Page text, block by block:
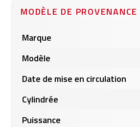
MODÈLE DE PROVENANCE
produits
Marque
Modèle
Date de mise en circulation
Cylindrée
Puissance